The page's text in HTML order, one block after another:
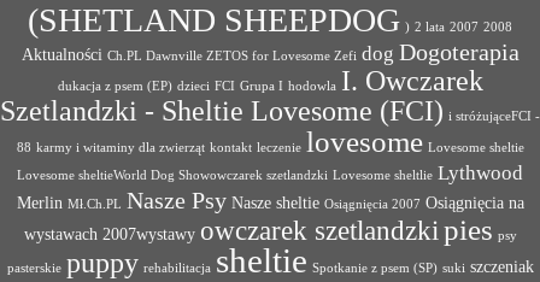
(SHETLAND SHEEPDOG ) 2 lata 2007 2008
Aktualności Ch.PL Dawnville ZETOS for Lovesome Zefi dog Dogoterapia
dukacja z psem (EP) dzieci FCI Grupa I hodowla I. Owczarek
Szetlandzki - Sheltie Lovesome (FCI) i stróżująceFCI -
88 karmy i witaminy dla zwierząt kontakt leczenie lovesome Lovesome sheltie
Lovesome sheltieWorld Dog Showowczarek szetlandzki Lovesome sheltlie Lythwood
Merlin Mł.Ch.PL Nasze Psy Nasze sheltie Osiągnięcia 2007 Osiągnięcia na
wystawach 2007wystawy owczarek szetlandzkipies psy
pasterskie puppy rehabilitacja sheltie Spotkanie z psem (SP) suki szczeniak